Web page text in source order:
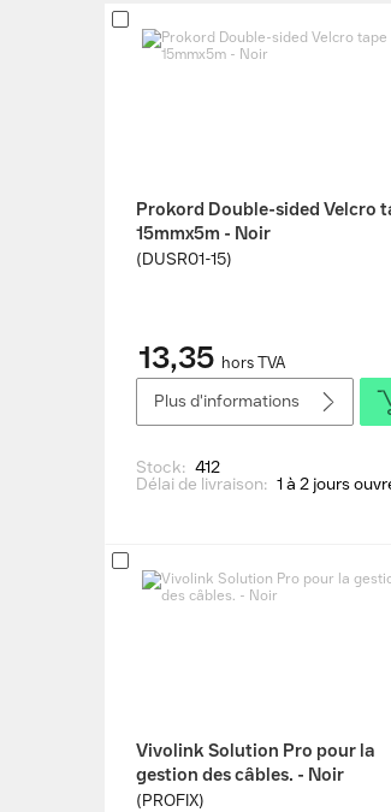
Prokord Double-sided Velcro
15mmx5m - Noir
(DUSR01-15)
13,35 hors TVA
Plus d'informations
Stock: 412
Délai de livraison: 1 à 2 jours
Vivolink Solution Pro pour la
gestion des câbles. - Noir
(PROFIX)